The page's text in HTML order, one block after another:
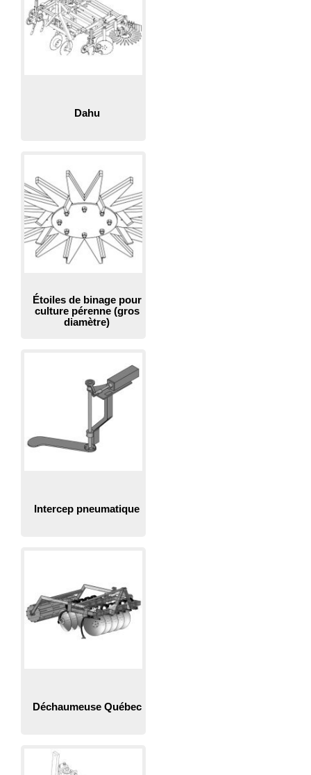
Dahu
Étoiles de binage pour
culture pérenne (gros
diamètre)
Intercep pneumatique
Déchaumeuse Québec